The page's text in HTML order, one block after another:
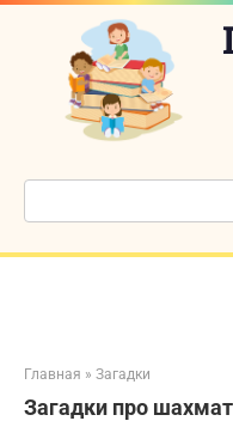
Перейти
контенту
Поиск:
Главная » Загадки
Загадки про